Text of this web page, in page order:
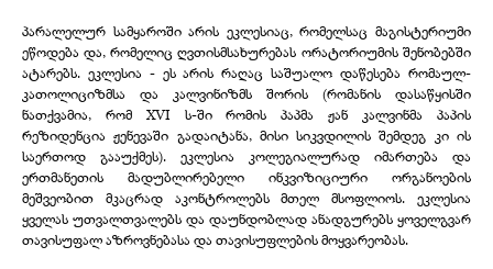
პარალელურ სამყაროში არის ეკლესიაც, რომელსაც მაგისტერიუმი
ეწოდება და, რომელიც ღვთისმსახურებას ორატორიუმის შენობებში
ატარებს. ეკლესია - ეს არის რაღაც საშუალო დაწესება რომაულ-
კათოლიციზმსა და კალვინიზმს შორის (რომანის დასაწყისში
ნათქვამია, რომ XVI ს-ში რომის პაპმა ჟან კალვინმა პაპის
რეზიდენცია ჟენევაში გადაიტანა, მისი სიკვდილის შემდეგ კი ის
საერთოდ გააუქმეს). ეკლესია კოლეგიალურად იმართება და
ერთმანეთის მადუბლირებელი ინკვიზიციური ორგანოების
მეშვეობით მკაცრად აკონტროლებს მთელ მსოფლიოს. ეკლესია
ყველას უთვალთვალებს და დაუნდობლად ანადგურებს ყოველგვარ
თავისუფალ აზროვნებასა და თავისუფლების მოყვარეობას.